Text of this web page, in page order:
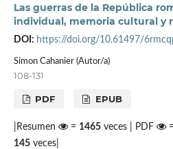
Las guerras de la República
individual, memoria cultural y
DOI: https://doi.org/10.61497/
Simon Cahanier (Autor/a)
108-131
PDF EPUB
|Resumen = 1465veces | PDF =
145veces|